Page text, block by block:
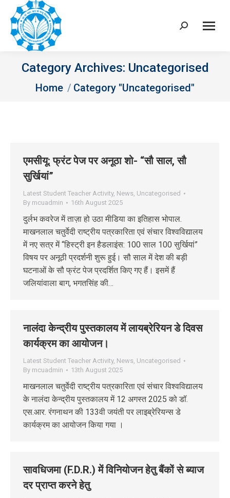
Search:
Category Archives: Uncategorised
You are here:
Home Category "Uncategorised"
एमसीयू: फ्रंट पेज पर अनूठा शो- “सौ साल, सौ
सुर्खियां”
Latest Student Teacher Activity, News, Uncategorised
By mcuadmin 16th August 2025
दुर्लभ कवरेज में ताज़ा हो उठा मीडिया का इतिहास भोपाल.
माखनलाल चतुर्वेदी राष्ट्रीय पत्रकारिता एवं संचार विश्वविद्यालय
में नए सत्र में “हिस्ट्री इन हैडलाइंस: 100 साल 100 सुर्खियां”
विषय पर अनूठी प्रदर्शनी शुरू हुई। सौ साल में देश की बड़ी
घटनाओं के सौ फ्रंट पेज प्रदर्शित किए गए हैं। इसमें हैं
जलियांवाला बाग, भगतसिंह की…
नालंदा केन्‍द्रीय पुस्‍तकालय में लायब्रेरियन डे दिवस
कार्यक्रम का आयोजन।
Latest Student Teacher Activity, News, Uncategorised
By mcuadmin 13th August 2025
माखनलाल चतुर्वेदी राष्‍ट्रीय पत्रकारिता एवं संचार विश्‍वविद्यालय
के नालंदा केन्‍द्रीय पुस्‍तकालय में 12 अगस्‍त 2025 को डॉ.
एस.आर. रंगनाथन की 133वी जयंती पर लाइब्रेरियन्‍स डे
कार्यक्रम का आयोजन किया गया ।
सावधिजमा (F.D.R.) में विनियोजन हेतु बैंकों से ब्याज
दर प्राप्त करने हेतु